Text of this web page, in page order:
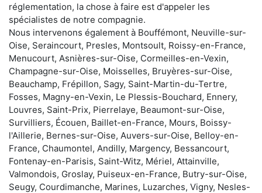
réglementation, la chose à faire est d'appeler les
spécialistes de notre compagnie.
Nous intervenons également à Bouffémont, Neuville-sur-
Oise, Seraincourt, Presles, Montsoult, Roissy-en-France,
Menucourt, Asnières-sur-Oise, Cormeilles-en-Vexin,
Champagne-sur-Oise, Moisselles, Bruyères-sur-Oise,
Beauchamp, Frépillon, Sagy, Saint-Martin-du-Tertre,
Fosses, Magny-en-Vexin, Le Plessis-Bouchard, Ennery,
Louvres, Saint-Prix, Pierrelaye, Beaumont-sur-Oise,
Survilliers, Écouen, Baillet-en-France, Mours, Boissy-
l'Aillerie, Bernes-sur-Oise, Auvers-sur-Oise, Belloy-en-
France, Chaumontel, Andilly, Margency, Bessancourt,
Fontenay-en-Parisis, Saint-Witz, Mériel, Attainville,
Valmondois, Groslay, Puiseux-en-France, Butry-sur-Oise,
Seugy, Courdimanche, Marines, Luzarches, Vigny, Nesles-